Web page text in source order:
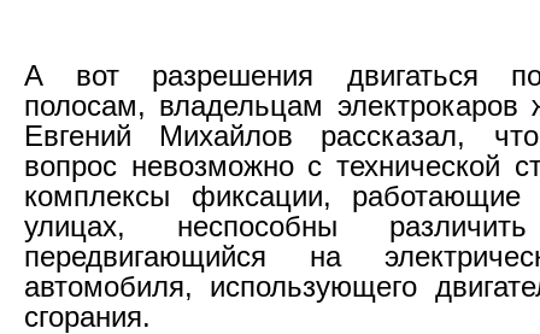
А вот разрешения двигаться
полосам, владельцам электрокаров
Евгений Михайлов рассказал,
вопрос невозможно с технической
комплексы фиксации, работающие
улицах, неспособны
передвигающийся на
автомобиля, использующего
сгорания.